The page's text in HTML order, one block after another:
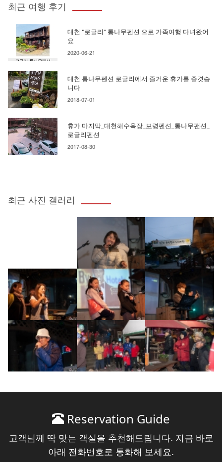
최근 여행 후기
대천 "로글리" 통나무펜션 으로 가족여행 다녀왔어
요
2020-06-21
대천 통나무펜션 로글리에서 즐거운 휴가를 즐겻습
니다
2018-07-01
휴가 마지막_대천해수욕장_보령펜션_통나무팬션_
로글리펜션
2017-08-30
최근 사진 갤러리
Reservation Guide
고객님께 딱 맞는 객실을 추천해드립니다. 지금 바로
아래 전화번호로 통화해 보세요.